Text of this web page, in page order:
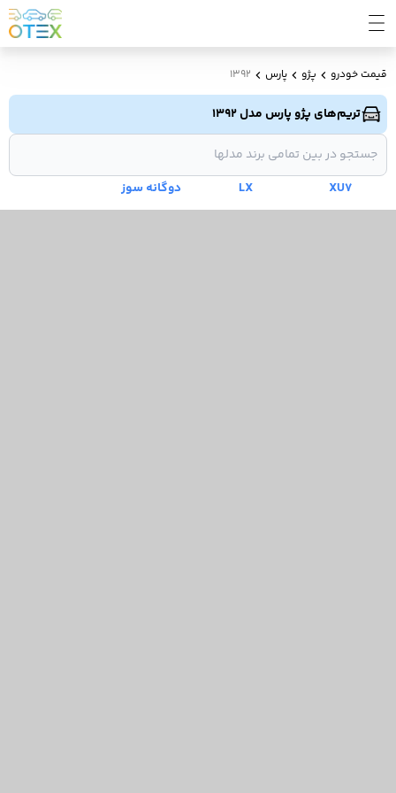
قیمت خودرو پژو پارس 1392
تریم‌های پژو پارس مدل 1392
XU7
LX دوگانه سوز